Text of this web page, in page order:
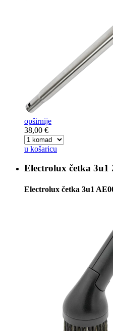
opširnije
38,00 €
u košaricu
Electrolux četka 3u1
Electrolux četka 3u1